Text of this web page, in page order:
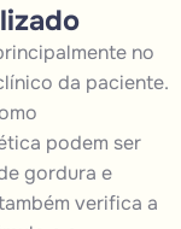
no
da paciente.
podem ser
gordura e
verifica a